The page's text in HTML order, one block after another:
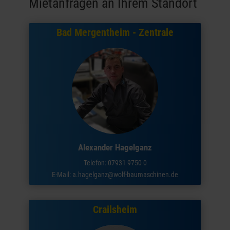
Bad Mergentheim - Zentrale
Alexander Hagelganz
Telefon: 07931 9750 0
E-Mail: a.hagelganz@wolf-baumaschinen.de
Crailsheim